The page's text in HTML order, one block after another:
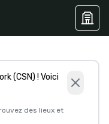
(CSN) ! Voici
des lieux et